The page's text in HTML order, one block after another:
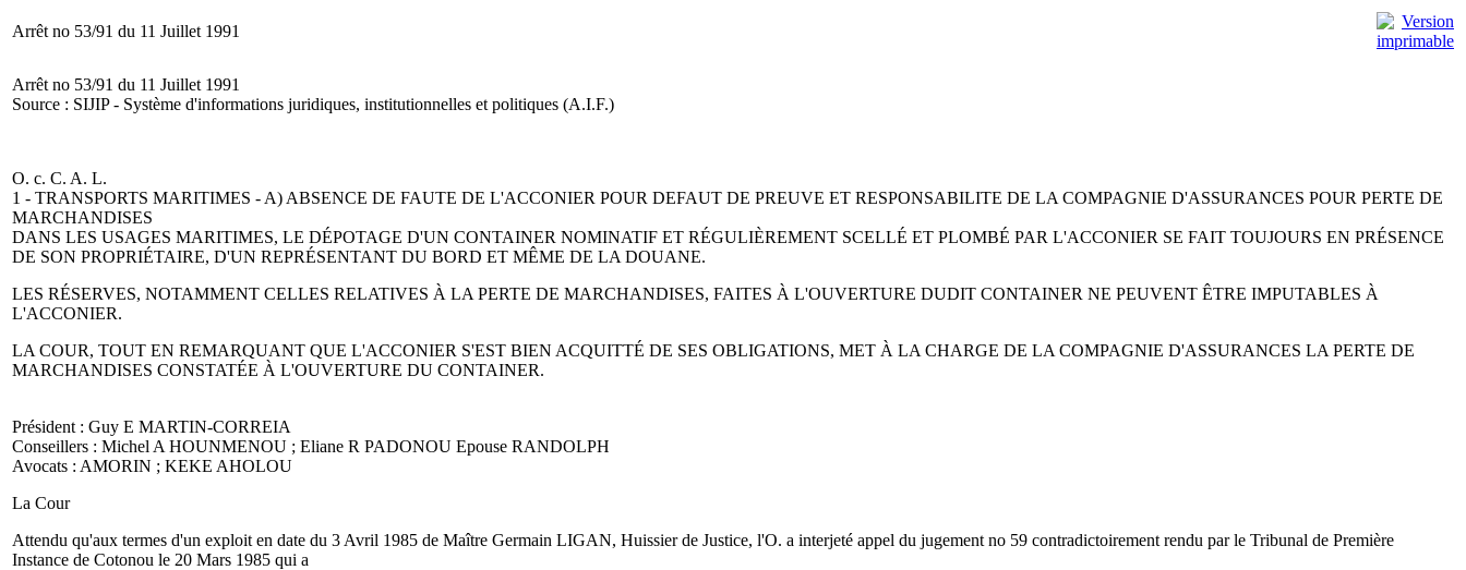
Arrêt no 53/91 du 11 Juillet 1991
Arrêt no 53/91 du 11 Juillet 1991
Source : SIJIP - Système d'informations juridiques, institutionnelles et politiques (A.I.F.)
O. c. C. A. L.
1 - TRANSPORTS MARITIMES - A) ABSENCE DE FAUTE DE L'ACCONIER POUR DEFAUT DE PREUVE ET RESPONSABILITE DE LA COMPAGNIE D'ASSURANCES POUR PERTE DE
MARCHANDISES
DANS LES USAGES MARITIMES, LE DÉPOTAGE D'UN CONTAINER NOMINATIF ET RÉGULIÈREMENT SCELLÉ ET PLOMBÉ PAR L'ACCONIER SE FAIT TOUJOURS EN PRÉSENCE
DE SON PROPRIÉTAIRE, D'UN REPRÉSENTANT DU BORD ET MÊME DE LA DOUANE.
LES RÉSERVES, NOTAMMENT CELLES RELATIVES À LA PERTE DE MARCHANDISES, FAITES À L'OUVERTURE DUDIT CONTAINER NE PEUVENT ÊTRE IMPUTABLES À
L'ACCONIER.
LA COUR, TOUT EN REMARQUANT QUE L'ACCONIER S'EST BIEN ACQUITTÉ DE SES OBLIGATIONS, MET À LA CHARGE DE LA COMPAGNIE D'ASSURANCES LA PERTE DE
MARCHANDISES CONSTATÉE À L'OUVERTURE DU CONTAINER.
Président : Guy E MARTIN-CORREIA
Conseillers : Michel A HOUNMENOU ; Eliane R PADONOU Epouse RANDOLPH
Avocats : AMORIN ; KEKE AHOLOU
La Cour
Attendu qu'aux termes d'un exploit en date du 3 Avril 1985 de Maître Germain LIGAN, Huissier de Justice, l'O. a interjeté appel du jugement no 59 contradictoirement rendu par le Tribunal de Première
Instance de Cotonou le 20 Mars 1985 qui a